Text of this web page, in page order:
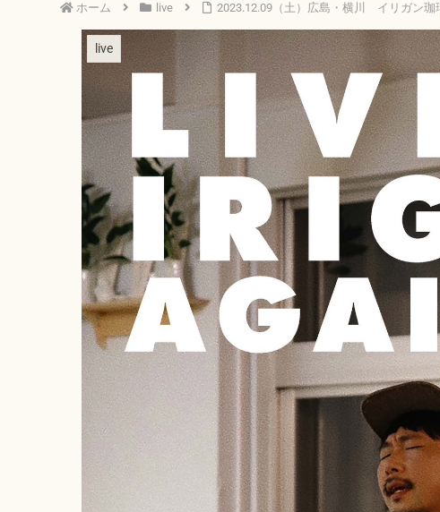
ホーム live 2023.12.09（土）広島・横川 イリガン珈
live